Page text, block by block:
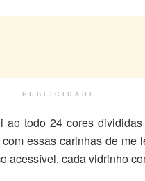
PUBLICIDADE
ao todo 24 cores
essas carinhas de
acessível, cada vidrinho